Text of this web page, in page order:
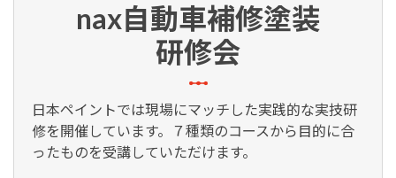
nax自動車補修塗装
研修会
日本ペイントでは現場にマッチした実践的な実技研
修を開催しています。７種類のコースから目的に合
ったものを受講していただけます。